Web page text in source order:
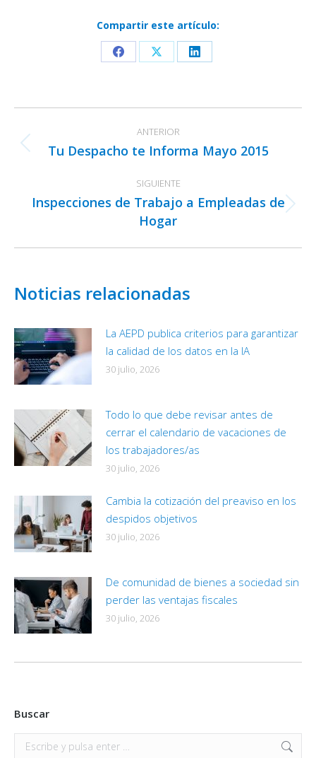
Compartir este artículo:
Share
Facebook
Share
X
Share
LinkedIn
entre
publicaciones
ANTERIOR
Publicación
Tu Despacho te Informa Mayo 2015
SIGUIENTE
Publicación
siguiente:
Inspecciones de Trabajo a Empleadas de
Hogar
Noticias relacionadas
La AEPD publica criterios para garantizar
la calidad de los datos en la IA
30 julio, 2026
Todo lo que debe revisar antes de
cerrar el calendario de vacaciones de
los trabajadores/as
30 julio, 2026
Cambia la cotización del preaviso en los
despidos objetivos
30 julio, 2026
De comunidad de bienes a sociedad sin
perder las ventajas fiscales
30 julio, 2026
Buscar
Buscar: